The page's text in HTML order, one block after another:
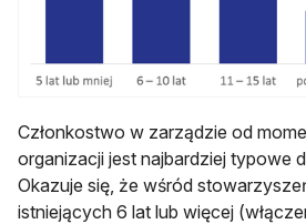
Członkostwo w zarządzie od
organizacji jest najbardziej typowe
Okazuje się, że wśród
istniejących 6 lat lub więcej